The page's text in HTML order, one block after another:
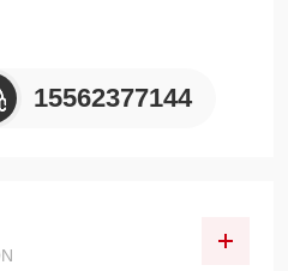
15562377144